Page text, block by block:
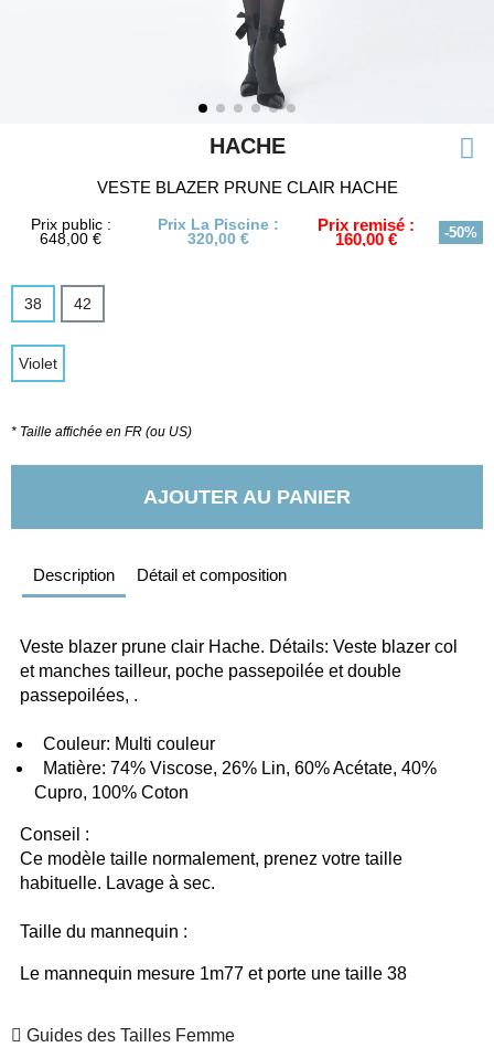
HACHE
VESTE BLAZER PRUNE CLAIR HACHE
Prix public :
648,00 €
Prix La Piscine :
320,00 €
Prix remisé :
160,00 € -50%
38 42
Violet
* Taille affichée en FR (ou US)
AJOUTER AU PANIER
Description Détail et composition
Veste blazer prune clair Hache. Détails: Veste blazer col
et manches tailleur, poche passepoilée et double
passepoilées, .
Couleur: Multi couleur
Matière: 74% Viscose, 26% Lin, 60% Acétate, 40%
Cupro, 100% Coton
Conseil :
Ce modèle taille normalement, prenez votre taille
habituelle. Lavage à sec.
Taille du mannequin :
Le mannequin mesure 1m77 et porte une taille 38
Guides des Tailles Femme